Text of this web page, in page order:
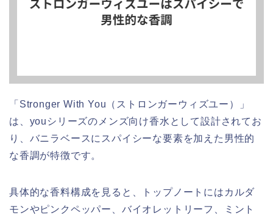
「Stronger With You（ストロンガーウィズユー）」
は、youシリーズのメンズ向け香水として設計されてお
り、バニラベースにスパイシーな要素を加えた男性的
な香調が特徴です。
具体的な香料構成を見ると、トップノートにはカルダ
モンやピンクペッパー、バイオレットリーフ、ミント